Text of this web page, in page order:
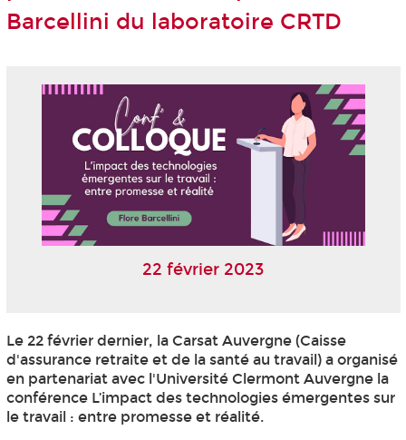
Barcellini du laboratoire CRTD
22 février 2023
Le 22 février dernier, la Carsat Auvergne (Caisse
d'assurance retraite et de la santé au travail) a organisé
en partenariat avec l'Université Clermont Auvergne la
conférence L’impact des technologies émergentes sur
le travail : entre promesse et réalité.